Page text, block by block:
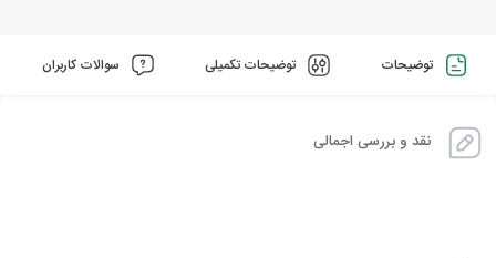
توضیحات توضیحات تکمیلی سوالات کاربران
نقد و بررسی اجمالی